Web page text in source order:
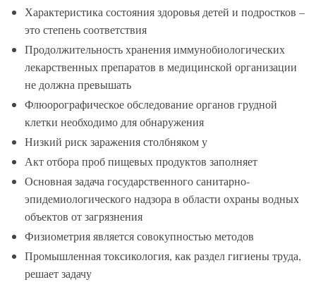
Характеристика состояния здоровья детей и подростков –
это степень соответствия
Продолжительность хранения иммунобиологических
лекарственных препаратов в медицинской организации
не должна превышать
Флюорографическое обследование органов грудной
клетки необходимо для обнаружения
Низкий риск заражения столбняком у
Акт отбора проб пищевых продуктов заполняет
Основная задача государственного санитарно-
эпидемиологического надзора в области охраны водных
объектов от загрязнения
Физиометрия является совокупностью методов
Промышленная токсикология, как раздел гигиены труда,
решает задачу